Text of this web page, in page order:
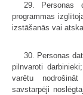
29. Personas
programmas
izstāšanās vai
30. Personas
pilnvaroti
varētu
savstarpēji